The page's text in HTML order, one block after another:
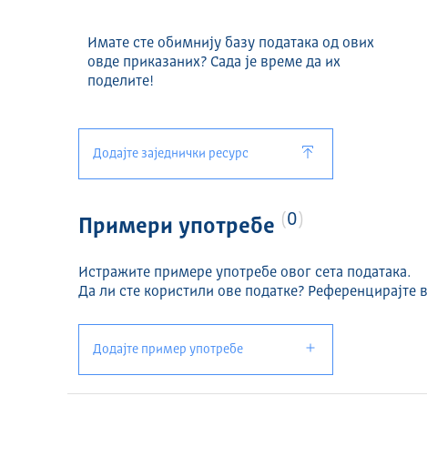
Имате сте обимнију базу података од ових
овде приказаних? Сада је време да их
поделите!
Додајте заједнички ресурс
Примери употребе 0
Истражите примере употребе овог сета података.
Да ли сте користили ове податке? Референцирајте
Додајте пример употребе